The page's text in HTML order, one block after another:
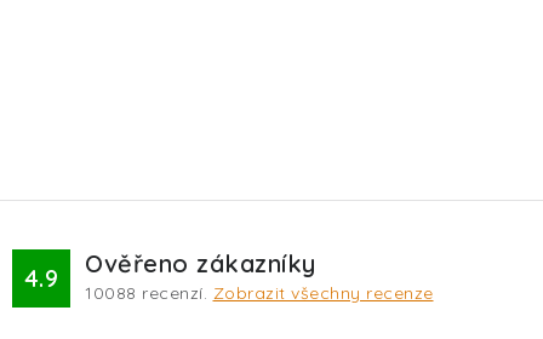
4.9 Ověřeno zákazníky
10088 recenzí. Zobrazit všechny recenze